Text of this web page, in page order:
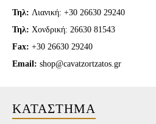
ΕΤΏΝ;
Τηλ: Λιανική: +30 26630 29240
Τηλ: Χονδρική: 26630 81543
Fax: +30 26630 29240
Email: shop@cavatzortzatos.gr
ΚΑΤΆΣΤΗΜΑ